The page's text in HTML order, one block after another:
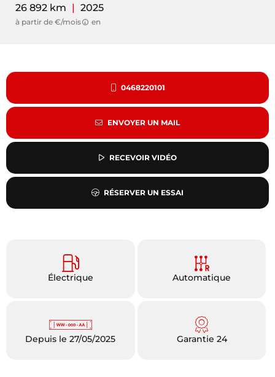
26 892 km | 2025
à partir de €/mois en
0468220101
ENVOYER UN MAIL
RECEVOIR VIDÉO
RÉSERVER UN ESSAI
Électrique Automatique
Depuis le 27/05/2025 Garantie 24